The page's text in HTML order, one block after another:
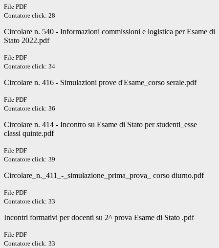
File PDF
Contatore click: 28
Circolare n. 540 - Informazioni commissioni e logistica per Esame di
Stato 2022.pdf
File PDF
Contatore click: 34
Circolare n. 416 - Simulazioni prove d'Esame_corso serale.pdf
File PDF
Contatore click: 36
Circolare n. 414 - Incontro su Esame di Stato per studenti_esse
classi quinte.pdf
File PDF
Contatore click: 39
Circolare_n._411_-_simulazione_prima_prova_ corso diurno.pdf
File PDF
Contatore click: 33
Incontri formativi per docenti su 2^ prova Esame di Stato .pdf
File PDF
Contatore click: 33